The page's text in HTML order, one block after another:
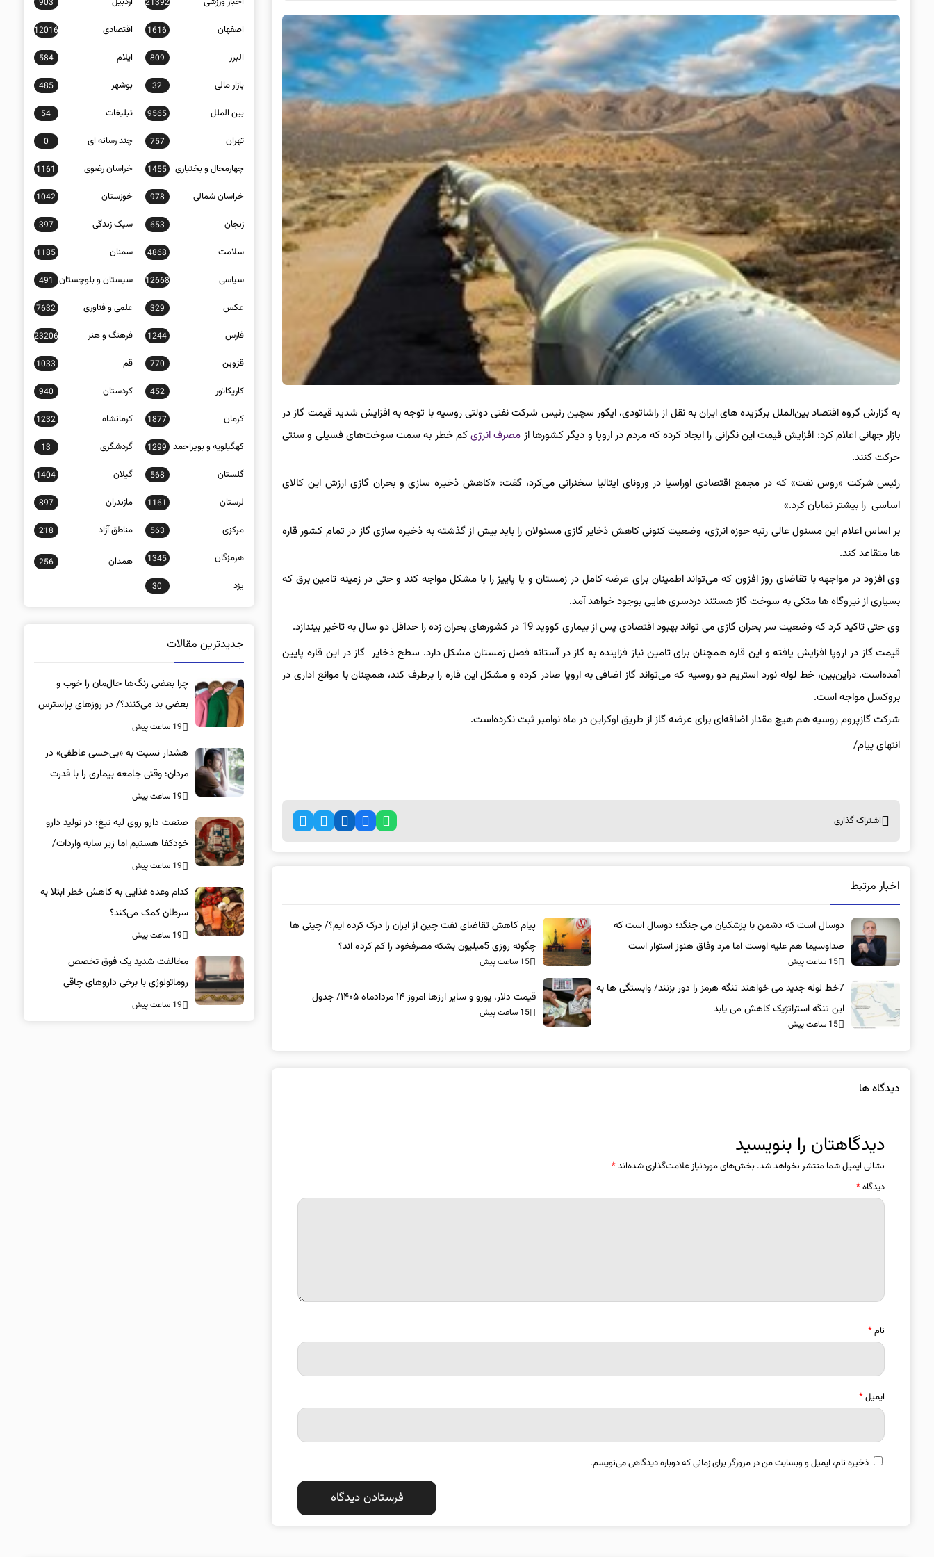
به گزارش گروه اقتصاد بین‌الملل برگزیده های ایران به نقل از راشاتودی، ایگور سچین رئیس شرکت نفتی دولتی روسیه با توجه به افزایش شدید قیمت گاز در
بازار جهانی اعلام کرد: افزایش قیمت این نگرانی را ایجاد کرده که مردم در اروپا و دیگر کشورها از مصرف انرژیکم خطر به سمت سوخت‌های فسیلی و سنتی
حرکت کنند.
رئیس شرکت «روس نفت» که در مجمع اقتصادی اوراسیا در ورونای ایتالیا سخنرانی می‌کرد، گفت: «کاهش ذخیره سازی و بحران گازی ارزش این کالای
اساسی را بیشتر نمایان کرد.»
بر اساس اعلام این مسئول عالی رتبه حوزه انرژی، وضعیت کنونی کاهش ذخایر گازی مسئولان را باید بیش از گذشته به ذخیره سازی گاز در تمام کشور قاره
ها متقاعد کند.
وی افزود در مواجهه با تقاضای روز افزون که می‌تواند اطمینان برای عرضه کامل در زمستان و یا پاییز را با مشکل مواجه کند و حتی در زمینه تامین برق که
بسیاری از نیروگاه ها متکی به سوخت گاز هستند دردسری هایی بوجود خواهد آمد.
وی حتی تاکید کرد که وضعیت سر بحران گازی می تواند بهبود اقتصادی پس از بیماری کووید 19 در کشورهای بحران زده را حداقل دو سال به تاخیر بیندازد.
قیمت گاز در اروپا افزایش یافته و این قاره همچنان برای تامین نیاز فزاینده به گاز در آستانه فصل زمستان مشکل دارد. سطح ذخایر گاز در این قاره پایین
آمده‌است. دراین‌بین، خط لوله نورد استریم دو روسیه که می‌تواند گاز اضافی به اروپا صادر کرده و مشکل این قاره را برطرف کند، همچنان با موانع اداری در
بروکسل مواجه است.
شرکت گازپروم روسیه هم هیچ مقدار اضافه‌ای برای عرضه گاز از طریق اوکراین در ماه نوامبر ثبت نکرده‌است.
انتهای پیام/
اشتراک گذاری
اخبار مرتبط
دوسال است که دشمن با پزشکیان می جنگد؛ دوسال است که
صداوسیما هم علیه اوست اما مرد وفاق هنوز استوار است
15 ساعت پیش
پیام کاهش تقاضای نفت چین از ایران را درک کرده ایم؟/ چینی ها
چگونه روزی 5میلیون بشکه مصرفخود را کم کرده اند؟
15 ساعت پیش
7خط لوله جدید می خواهند تنگه هرمز را دور بزنند/ وابستگی ها به
این تنگه استراتژیک کاهش می یابد
15 ساعت پیش
قیمت دلار، یورو و سایر ارزها امروز ۱۴ مردادماه ۱۴۰۵/ جدول
15 ساعت پیش
دیدگاه ها
دیدگاهتان را بنویسید
نشانی ایمیل شما منتشر نخواهد شد. بخش‌های موردنیاز علامت‌گذاری شده‌اند*
دیدگاه*
نام*
ایمیل*
ذخیره نام، ایمیل و وبسایت من در مرورگر برای زمانی که دوباره دیدگاهی می‌نویسم.
21392
903
اصفهان 1616 اقتصادی 12016
البرز 809 ایلام 584
بازار مالی 32 بوشهر 485
بین الملل 9565 تبلیغات 54
تهران 757 چند رسانه ای 0
چهارمحال و بختیاری 1455 خراسان رضوی 1161
خراسان شمالی 978 خوزستان 1042
زنجان 653 سبک زندگی 397
سلامت 4868 سمنان 1185
سیاسی 12668 سیستان و بلوچستان 491
عکس 329 علمی و فناوری 7632
فارس 1244 فرهنگ و هنر 23206
قزوین 770 قم 1033
کاریکاتور 452 کردستان 940
کرمان 1877 کرمانشاه 1232
کهگیلویه و بویراحمد 1299 گردشگری 13
گلستان 568 گیلان 1404
لرستان 1161 مازندران 897
مرکزی 563 مناطق آزاد 218
هرمزگان 1345 همدان 256
یزد 30
جدیدترین مقالات
چرا بعضی رنگ‌ها حال‌مان را خوب و
بعضی بد می‌کنند؟/ در روزهای پراسترس
این رنگ‌ها را بپوشید
19 ساعت پیش
هشدار نسبت به «بی‌حسی عاطفی» در
مردان؛ وقتی جامعه بیماری را با قدرت
اشتباه می‌گیرد
19 ساعت پیش
صنعت دارو روی لبه تیغ؛ در تولید دارو
خودکفا هستیم اما زیر سایه واردات/
کدام داروها این روزها کمیاب شده‌اند؟/
«کشور سه ماه ذخیره دارویی دارد»
19 ساعت پیش
کدام وعده غذایی به کاهش خطر ابتلا به
سرطان کمک می‌کند؟
19 ساعت پیش
مخالفت شدید یک فوق تخصص
روماتولوژی با برخی داروهای چاقی
19 ساعت پیش